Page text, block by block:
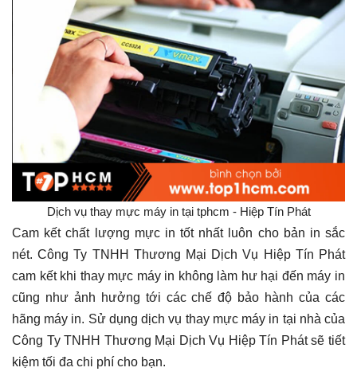
Dịch vụ thay mực máy in tại tphcm - Hiệp Tín Phát
Cam kết chất lượng mực in tốt nhất luôn cho bản in sắc
nét. Công Ty TNHH Thương Mại Dịch Vụ Hiệp Tín Phát
cam kết khi thay mực máy in không làm hư hại đến máy in
cũng như ảnh hưởng tới các chế độ bảo hành của các
hãng máy in. Sử dụng dịch vụ thay mực máy in tại nhà của
Công Ty TNHH Thương Mại Dịch Vụ Hiệp Tín Phát sẽ tiết
kiệm tối đa chi phí cho bạn.